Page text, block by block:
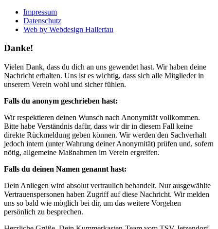
Impressum
Datenschutz
Web by Webdesign Hallertau
Danke!
Vielen Dank, dass du dich an uns gewendet hast. Wir haben deine
Nachricht erhalten. Uns ist es wichtig, dass sich alle Mitglieder in
unserem Verein wohl und sicher fühlen.
Falls du anonym geschrieben hast:
Wir respektieren deinen Wunsch nach Anonymität vollkommen.
Bitte habe Verständnis dafür, dass wir dir in diesem Fall keine
direkte Rückmeldung geben können. Wir werden den Sachverhalt
jedoch intern (unter Wahrung deiner Anonymität) prüfen und, sofern
nötig, allgemeine Maßnahmen im Verein ergreifen.
Falls du deinen Namen genannt hast:
Dein Anliegen wird absolut vertraulich behandelt. Nur ausgewählte
Vertrauenspersonen haben Zugriff auf diese Nachricht. Wir melden
uns so bald wie möglich bei dir, um das weitere Vorgehen
persönlich zu besprechen.